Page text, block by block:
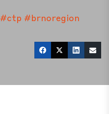
#ctp #brnoregion